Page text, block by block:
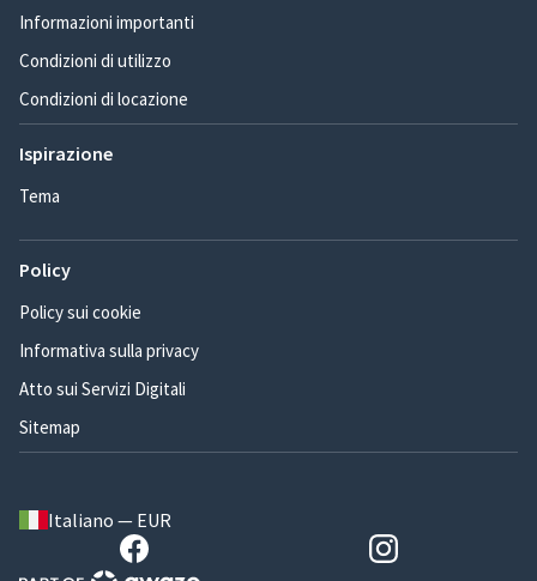
Informazioni importanti
Condizioni di utilizzo
Condizioni di locazione
Ispirazione
Tema
Policy
Policy sui cookie
Informativa sulla privacy
Atto sui Servizi Digitali
Sitemap
Italiano — EUR